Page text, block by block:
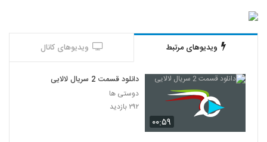
ویدیوهای مرتبط ویدیوهای کانال
۰۰:۵۹
دانلود قسمت 2 سریال لالایی
دوستی ها
۲۹۲ بازدید